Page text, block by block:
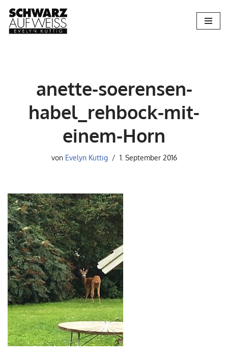
Zum
anette-soerensen-
habel_rehbock-mit-
einem-Horn
von Evelyn Kuttig 1. September 2016